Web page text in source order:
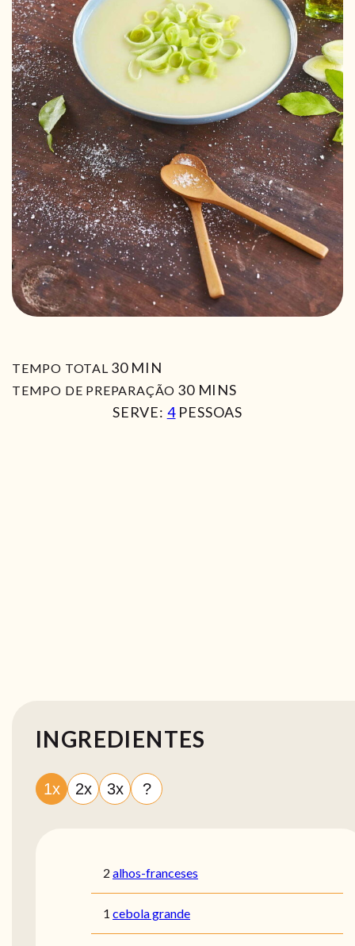
TEMPO TOTAL 30MIN
MIN
TEMPO DE PREPARAÇÃO 30MIN
MINS
SERVE: 4 PESSOAS
INGREDIENTES
1x 2x 3x ?
2 alhos-franceses
1 cebola grande